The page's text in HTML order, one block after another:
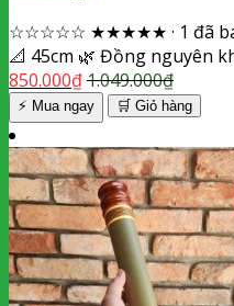
☆☆☆☆☆ ★★★★★ · 1 đã
📐 45cm 🌿 Đồng nguyên
850.000₫1.049.000₫
⚡ Mua ngay 🛒 Giỏ hàng